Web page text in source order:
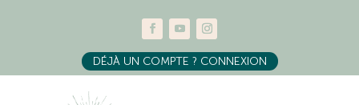
DÉJÀ UN COMPTE ? CONNEXION